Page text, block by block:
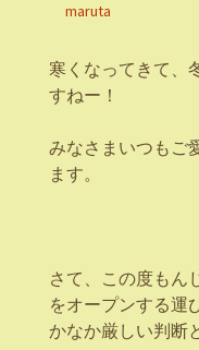
maruta
寒くなってきて、
すねー！
みなさまいつもご
ます。
さて、この度もん
をオープンする運
かなか厳しい判断